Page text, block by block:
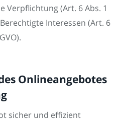
Verpflichtung (Art. 6 Abs. 1
Berechtigte Interessen (Art. 6
Onlineangebotes
sicher und effizient